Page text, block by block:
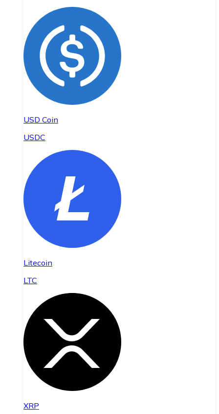
USD Coin
USDC
Litecoin
LTC
XRP